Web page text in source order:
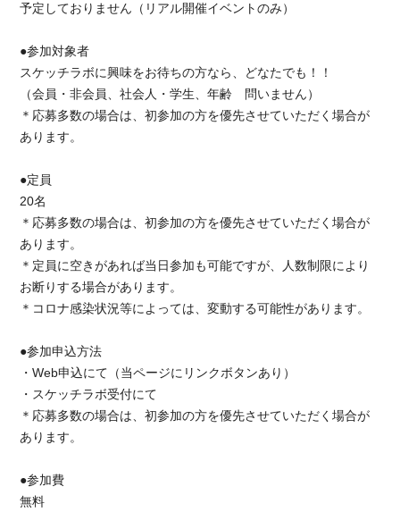
予定しておりません（リアル開催イベントのみ）
●参加対象者
スケッチラボに興味をお待ちの方なら、どなたでも！！
（会員・非会員、社会人・学生、年齢 問いません）
＊応募多数の場合は、初参加の方を優先させていただく場合が
あります。
●定員
20名
＊応募多数の場合は、初参加の方を優先させていただく場合が
あります。
＊定員に空きがあれば当日参加も可能ですが、人数制限により
お断りする場合があります。
＊コロナ感染状況等によっては、変動する可能性があります。
●参加申込方法
・Web申込にて（当ページにリンクボタンあり）
・スケッチラボ受付にて
＊応募多数の場合は、初参加の方を優先させていただく場合が
あります。
●参加費
無料